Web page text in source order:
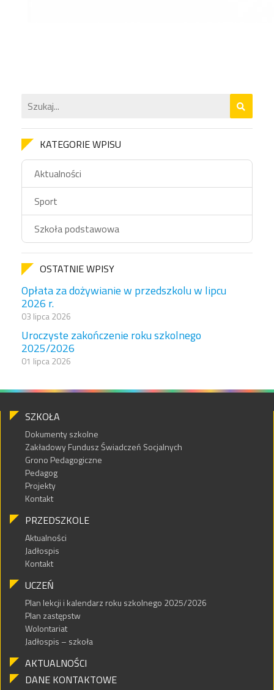
KATEGORIE WPISU
Aktualności
Sport
Szkoła podstawowa
OSTATNIE WPISY
Opłata za dożywianie w przedszkolu w lipcu
2026 r.
03 lipca 2026
Uroczyste zakończenie roku szkolnego
2025/2026
01 lipca 2026
SZKOŁA
Dokumenty szkolne
Zakładowy Fundusz Świadczeń Socjalnych
Grono Pedagogiczne
Pedagog
Projekty
Kontakt
PRZEDSZKOLE
Aktualności
Jadłospis
Kontakt
UCZEŃ
Plan lekcji i kalendarz roku szkolnego 2025/2026
Plan zastępstw
Wolontariat
Jadłospis – szkoła
AKTUALNOŚCI
DANE KONTAKTOWE